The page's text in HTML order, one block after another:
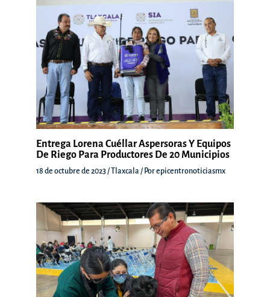
Entrega Lorena Cuéllar Aspersoras Y Equipos
De Riego Para Productores De 20 Municipios
18 de octubre de 2023 /Tlaxcala / Porepicentronoticiasmx